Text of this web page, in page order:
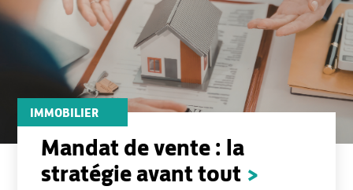
IMMOBILIER
Mandat de vente : la
stratégie avant tout >